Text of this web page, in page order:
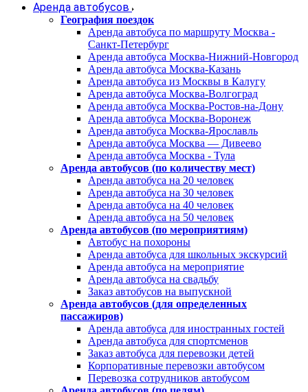
Аренда автобусов
География поездок
Аренда автобуса по маршруту Москва -
Санкт-Петербург
Аренда автобуса Москва-Нижний-Новгород
Аренда автобуса Москва-Казань
Аренда автобуса из Москвы в Калугу
Аренда автобуса Москва-Волгоград
Аренда автобуса Москва-Ростов-на-Дону
Аренда автобуса Москва-Воронеж
Аренда автобуса Москва-Ярославль
Аренда автобуса Москва — Дивеево
Аренда автобуса Москва - Тула
Аренда автобусов (по количеству мест)
Аренда автобуса на 20 человек
Аренда автобуса на 30 человек
Аренда автобуса на 40 человек
Аренда автобуса на 50 человек
Аренда автобусов (по мероприятиям)
Автобус на похороны
Аренда автобуса для школьных экскурсий
Аренда автобуса на мероприятие
Аренда автобуса на свадьбу
Заказ автобусов на выпускной
Аренда автобусов (для определенных
пассажиров)
Аренда автобуса для иностранных гостей
Аренда автобуса для спортсменов
Заказ автобуса для перевозки детей
Корпоративные перевозки автобусом
Перевозка сотрудников автобусом